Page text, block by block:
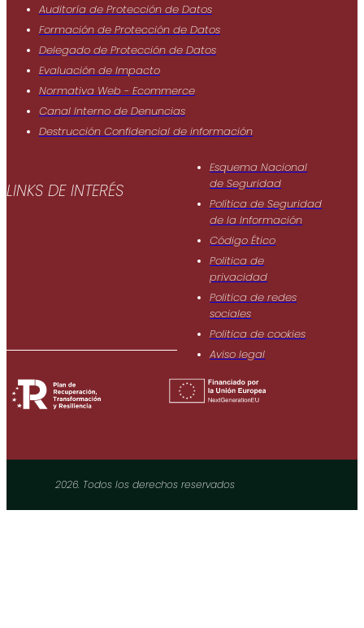
Auditoría de Protección de Datos
Formación de Protección de Datos
Delegado de Protección de Datos
Evaluación de Impacto
Normativa Web - Ecommerce
Canal Interno de Denuncias
Destrucción Confidencial de información
LINKS DE INTERÉS
Esquema Nacional
de Seguridad
Política de Seguridad
de Ia Información
Código Ético
Politica de
privacidad
Politica de redes
sociales
Politica de cookies
Aviso legal
2026. Todos los derechos reservados​